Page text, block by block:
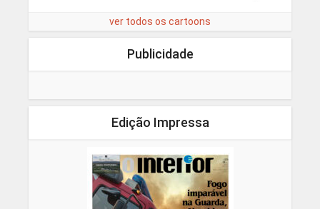
ver todos os cartoons
Publicidade
Edição Impressa